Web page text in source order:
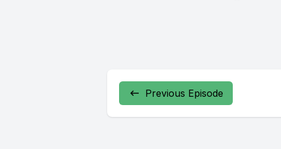
Previous Episode